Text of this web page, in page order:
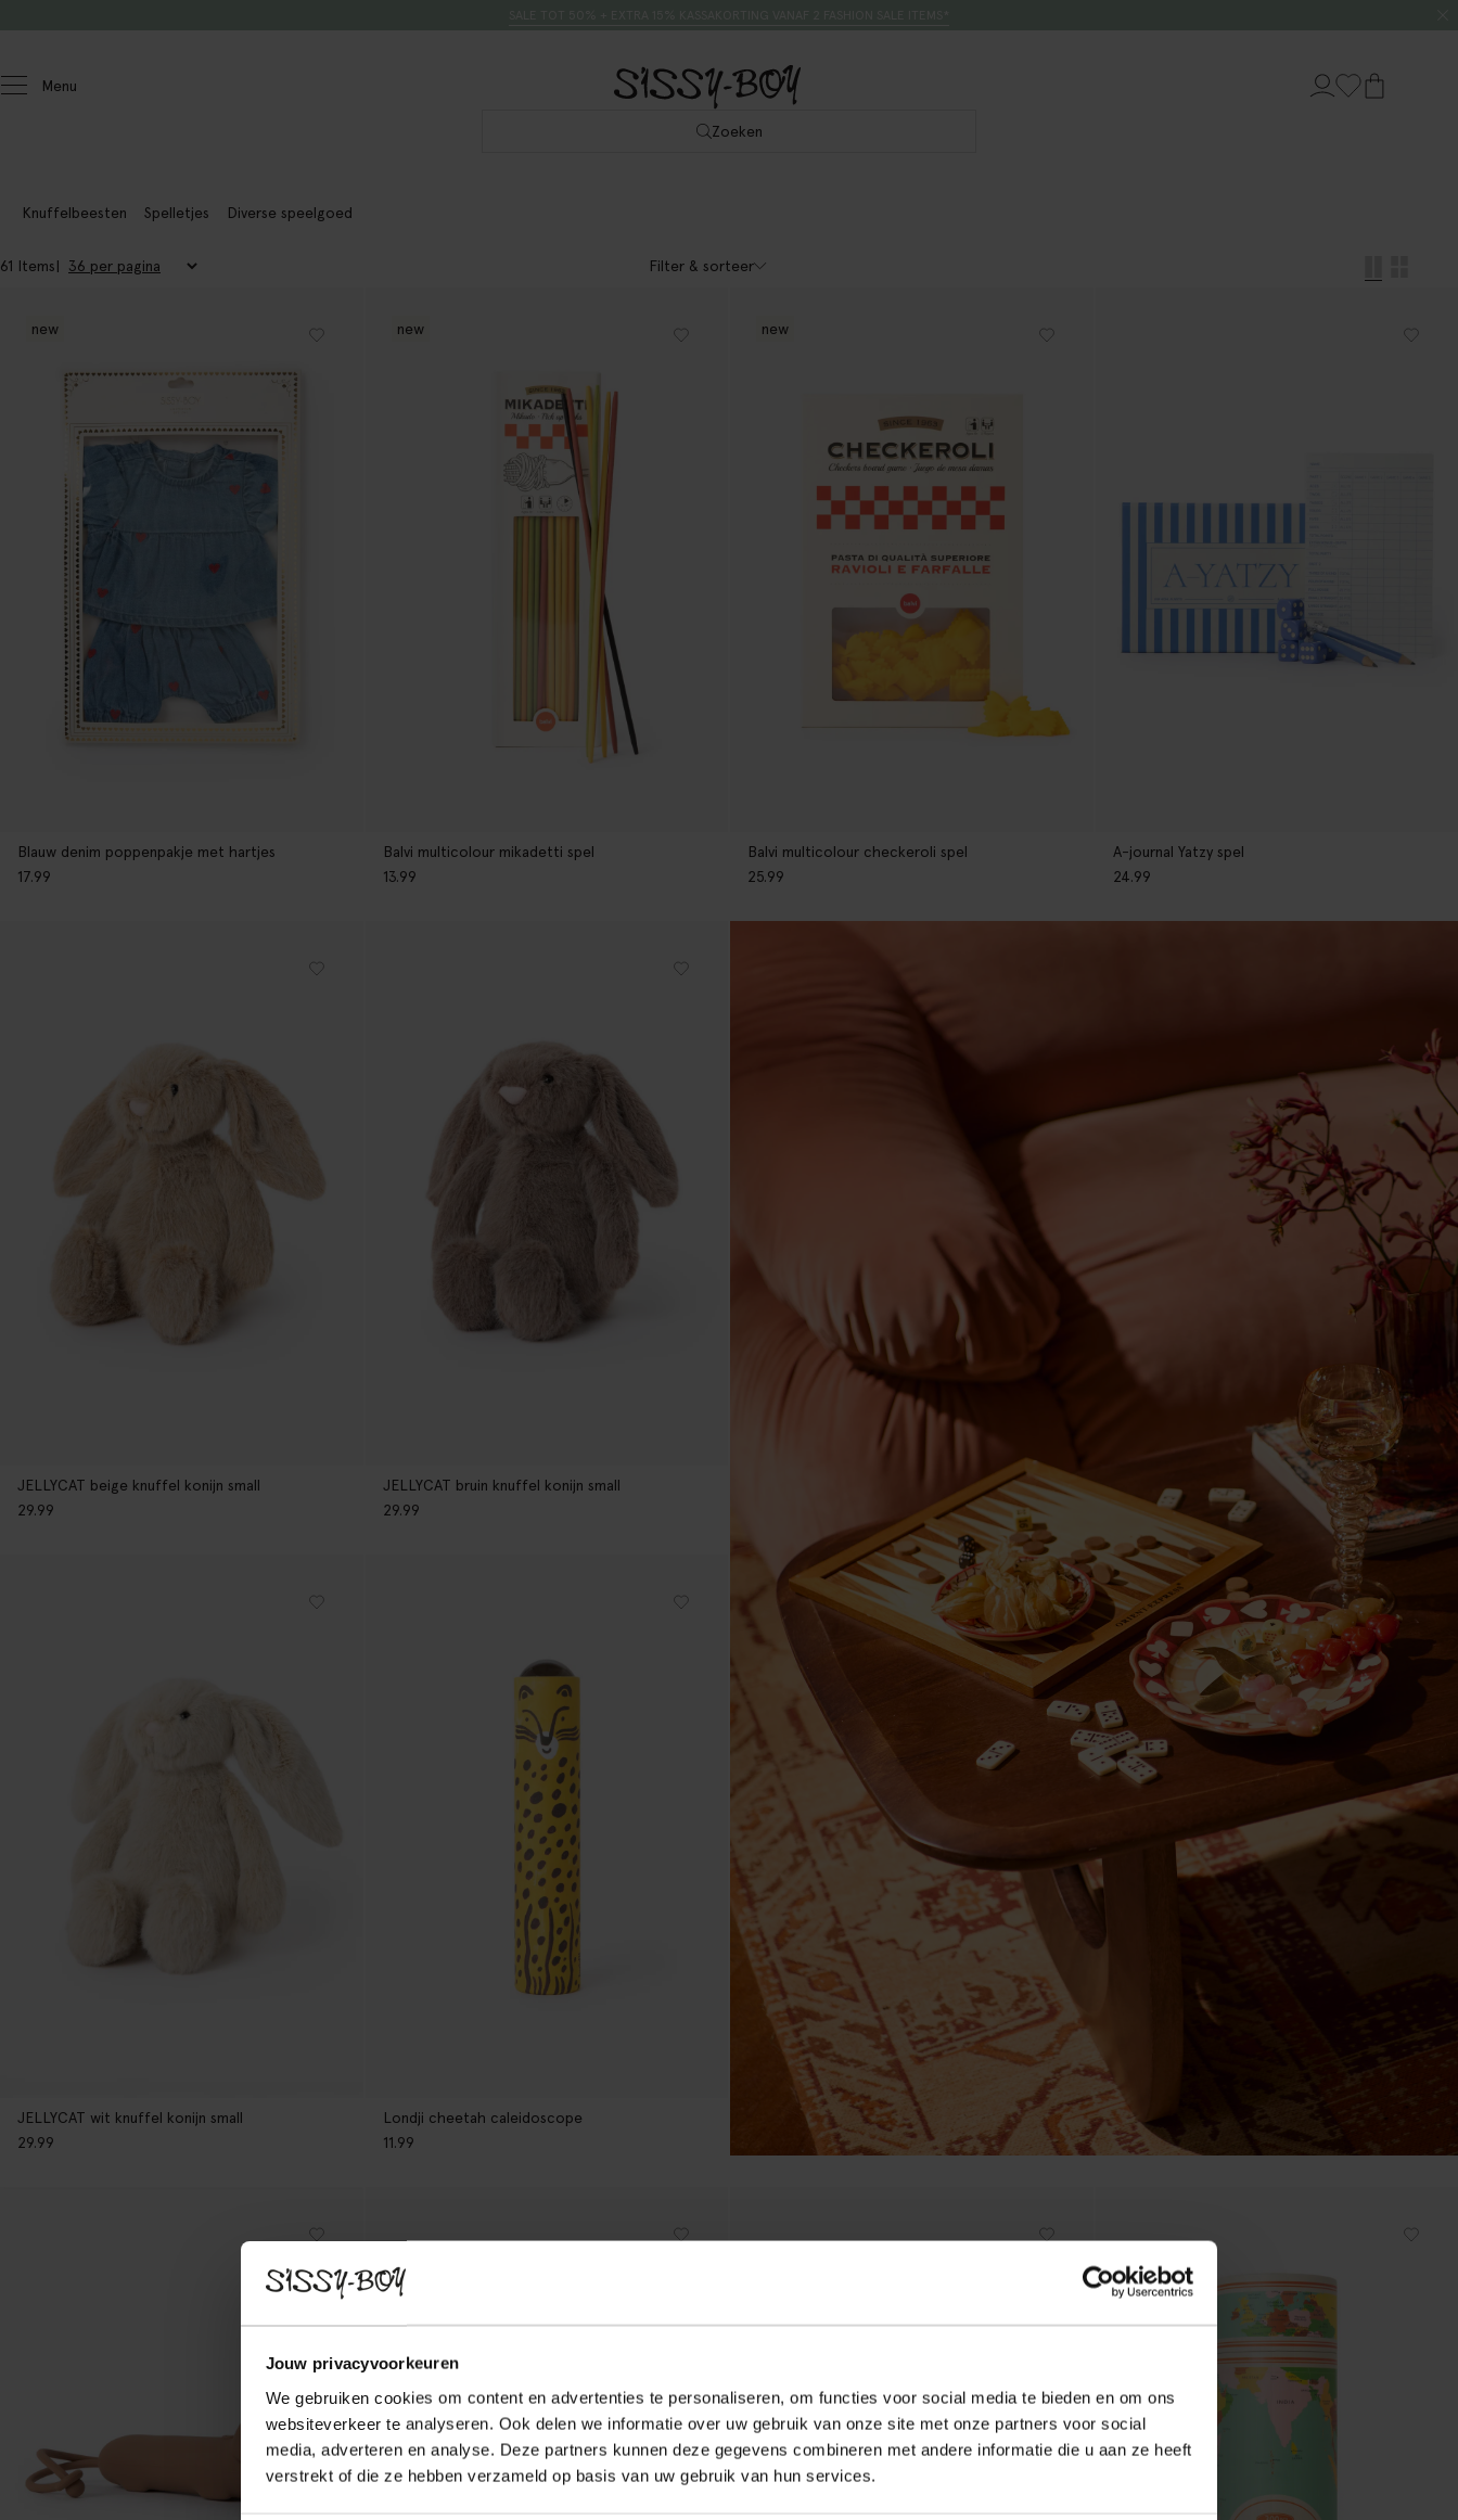
Jouw privacyvoorkeuren
We gebruiken cookies om content en advertenties te personaliseren, om functies voor social media te bieden en om ons
websiteverkeer te analyseren. Ook delen we informatie over uw gebruik van onze site met onze partners voor social
media, adverteren en analyse. Deze partners kunnen deze gegevens combineren met andere informatie die u aan ze heeft
verstrekt of die ze hebben verzameld op basis van uw gebruik van hun services.
Menu
Zoeken
Knuffelbeesten Spelletjes Diverse speelgoed
61 Items Filter & sorteer
Blauw denim poppenpakje met hartjes
17.99
new
Balvi multicolour mikadetti spel
13.99
new
Balvi multicolour checkeroli spel
25.99
new
A-journal Yatzy spel
24.99
JELLYCAT beige knuffel konijn small
29.99
JELLYCAT bruin knuffel konijn small
29.99
JELLYCAT wit knuffel konijn small
29.99
Londji cheetah caleidoscope
11.99